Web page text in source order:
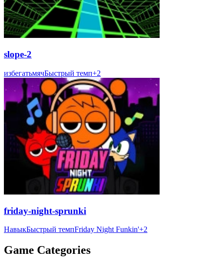
slope-2
избегатьмячБыстрый темп+2
friday-night-sprunki
НавыкБыстрый темпFriday Night Funkin'+2
Game Categories